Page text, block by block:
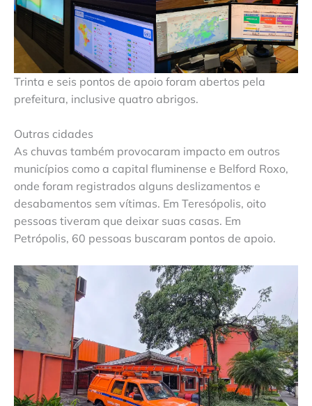
Trinta e seis pontos de apoio foram abertos pela
prefeitura, inclusive quatro abrigos.
Outras cidades
As chuvas também provocaram impacto em outros
municípios como a capital fluminense e Belford Roxo,
onde foram registrados alguns deslizamentos e
desabamentos sem vítimas. Em Teresópolis, oito
pessoas tiveram que deixar suas casas. Em
Petrópolis, 60 pessoas buscaram pontos de apoio.